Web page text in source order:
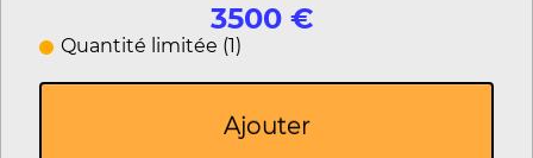
3500 €
Quantité limitée (1)
Ajouter